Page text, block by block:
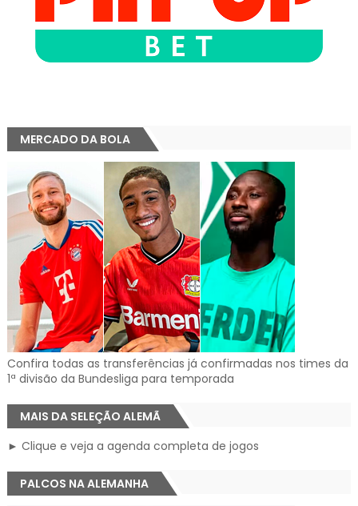
MERCADO DA BOLA
Confira todas as transferências já confirmadas nos times da
1ª divisão da Bundesliga para temporada
MAIS DA SELEÇÃO ALEMÃ
► Clique e veja a agenda completa de jogos
PALCOS NA ALEMANHA